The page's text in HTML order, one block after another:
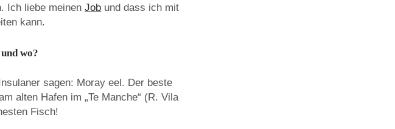
Ich liebe meinenJob und dass ich mit
kann.
wo?
sagen: Moray eel. Der beste
alten Hafen im „Te Manche“ (R. Vila
Fisch!